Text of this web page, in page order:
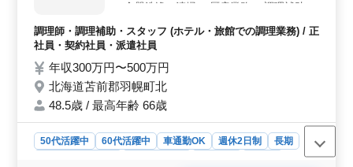
・食器洗浄、清掃 ・厨房業務 ・調理補助 住
込みOK。毎日の通勤ストレスがゼロに！ ＊
昇給制度あり ＊車通勤OK ＊住込みOK ＊50
歳以上活躍中 ＊60歳以上活躍中
調理師・調理補助・スタッフ (ホテル・旅館での調理業務) / 正
社員・契約社員・派遣社員
年収300万円〜500万円
北海道苫前郡羽幌町北
48.5歳 / 最高年齢 66歳
50代活躍中 60代活躍中 車通勤OK 週休2日制
長期